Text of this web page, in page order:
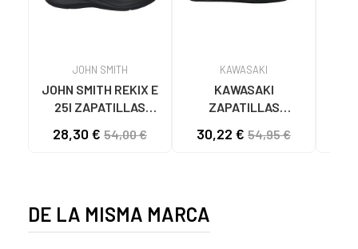
JOHN SMITH
JOHN SMITH REKIX E
25I ZAPATILLAS
NEGRO NEGRO
28,30 € 54,00 €
KAWASAKI
KAWASAKI
ZAPATILLAS
CANVAS K192495
30,22 € 54,95 €
DE LA MISMA MARCA